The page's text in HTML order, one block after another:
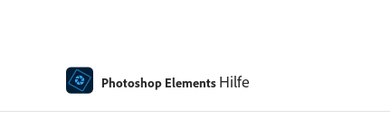
Photoshop Elements Hilfe
Erstellen von Formen